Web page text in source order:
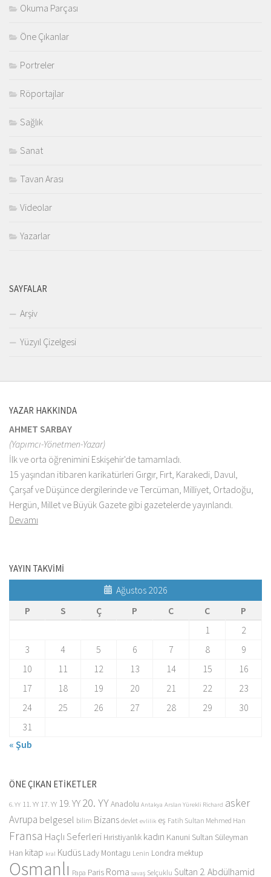
Okuma Parçası
Öne Çıkanlar
Portreler
Röportajlar
Sağlık
Sanat
Tavan Arası
Videolar
Yazarlar
SAYFALAR
Arşiv
Yüzyıl Çizelgesi
YAZAR HAKKINDA
AHMET SARBAY
(Yapımcı-Yönetmen-Yazar)
İlk ve orta öğrenimini Eskişehir'de tamamladı.
15 yaşından itibaren karikatürleri Gırgır, Fırt, Karakedi, Davul,
Çarşaf ve Düşünce dergilerinde ve Tercüman, Milliyet, Ortadoğu,
Hergün, Millet ve Büyük Gazete gibi gazetelerde yayınlandı.
Devamı
YAYIN TAKVİMİ
Ağustos 2026
P
S Ç P C C
P
1
2
3
4 5 6 7 8
9
10
11 12 13 14 15
16
17
18 19 20 21 22
23
24
25 26 27 28 29
30
31
« Şub
ÖNE ÇIKAN ETİKETLER
6. YY 11. YY 17. YY 19. YY20. YYAnadolu Antakya Arslan Yürekli Richard asker
Avrupa belgesel bilim Bizans devlet evlilik eş Fatih Sultan Mehmed Han
Fransa Haçlı Seferleri Hıristiyanlık kadın Kanuni Sultan Süleyman
Han kitap kral Kudüs Lady Montagu Lenin Londra mektup
Osmanlı Papa Paris Roma savaş Selçuklu Sultan 2. Abdülhamid